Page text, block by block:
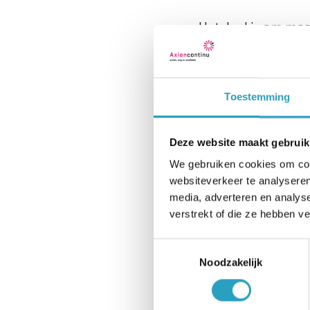
Toestemming
Deze website maakt
We gebruiken cookies om
websiteverkeer te
media, adverteren en
verstrekt of die ze hebben
Noodzakelijk
Het doel is om
ontdekken waar
tijdens het
Jisca Vrancken,
AxionContinu:
Er komt zoveel
veelal te maken
samenwerking in
Het traineeship
jonge artsen
trainee op de